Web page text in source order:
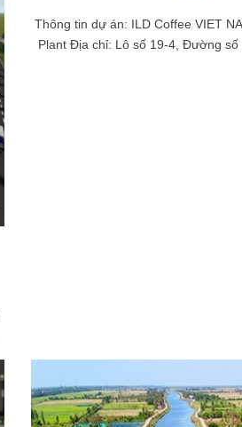
Thông tin dự án: ILD Coffee VIET
Plant Địa chỉ: Lô số 19-4, Đường số